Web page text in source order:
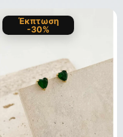
Έκπτωση
-30%